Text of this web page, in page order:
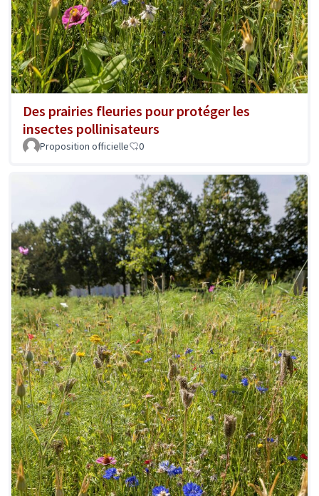
Des prairies fleuries pour protéger les
insectes pollinisateurs
Proposition officielle 0